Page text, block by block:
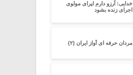
خدایی: آرزو دارم اپرای مولوی
اجرای زنده بشود
مردان حرفه ای آواز ایران (۲)